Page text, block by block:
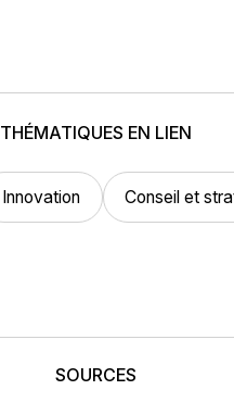
THÉMATIQUES EN LIEN
Innovation Conseil et
SOURCES